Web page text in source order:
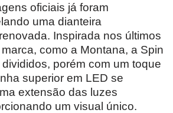
oficiais já foram
uma dianteira
Inspirada nos últimos
como a Montana, a Spin
porém com um toque
superior em LED se
extensão das luzes
um visual único.